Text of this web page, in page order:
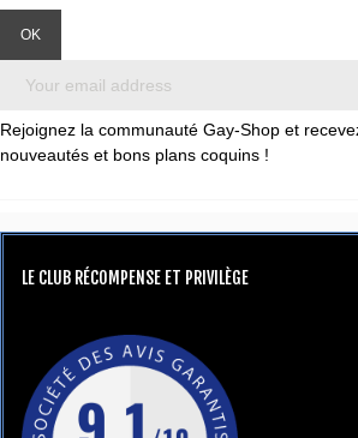
Rejoignez la communauté Gay-Shop et
nouveautés et bons plans coquins !
LE CLUB RÉCOMPENSE ET PRIVILÈGE